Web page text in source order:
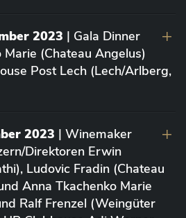
2023 | Gala Dinner
(Chateau Angelus)
Post Lech (Lech/Arlberg,
2023 | Winemaker
Direktoren Erwin
Ludovic Fradin (Chateau
Anna Tkachenko Marie
Ralf Frenzel (Weingüter